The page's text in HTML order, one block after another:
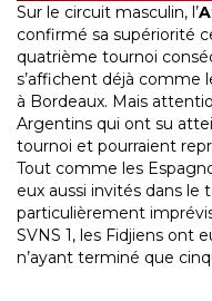
Sur le circuit masculin, l’
confirmé sa supériorité
quatrième tournoi
s’affichent déjà comme
à Bordeaux. Mais
Argentins qui ont su
tournoi et pourraient
Tout comme les
eux aussi invités dans
particulièrement
SVNS 1, les Fidjiens ont
n’ayant terminé que